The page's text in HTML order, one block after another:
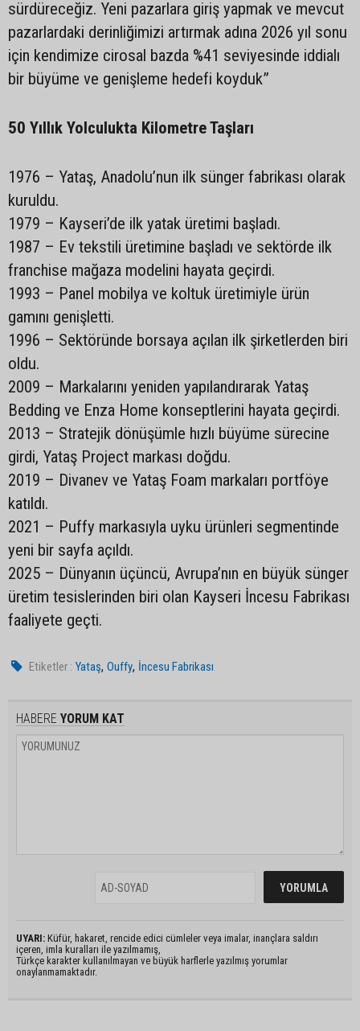
sürdüreceğiz. Yeni pazarlara giriş yapmak ve mevcut
pazarlardaki derinliğimizi artırmak adına 2026 yıl sonu
için kendimize cirosal bazda %41 seviyesinde iddialı
bir büyüme ve genişleme hedefi koyduk”
50 Yıllık Yolculukta Kilometre Taşları
1976 – Yataş, Anadolu’nun ilk sünger fabrikası olarak
kuruldu.
1979 – Kayseri’de ilk yatak üretimi başladı.
1987 – Ev tekstili üretimine başladı ve sektörde ilk
franchise mağaza modelini hayata geçirdi.
1993 – Panel mobilya ve koltuk üretimiyle ürün
gamını genişletti.
1996 – Sektöründe borsaya açılan ilk şirketlerden biri
oldu.
2009 – Markalarını yeniden yapılandırarak Yataş
Bedding ve Enza Home konseptlerini hayata geçirdi.
2013 – Stratejik dönüşümle hızlı büyüme sürecine
girdi, Yataş Project markası doğdu.
2019 – Divanev ve Yataş Foam markaları portföye
katıldı.
2021 – Puffy markasıyla uyku ürünleri segmentinde
yeni bir sayfa açıldı.
2025 – Dünyanın üçüncü, Avrupa’nın en büyük sünger
üretim tesislerinden biri olan Kayseri İncesu Fabrikası
faaliyete geçti.
Etiketler : Yataş,Ouffy, İncesu Fabrikası
HABERE YORUM KAT
UYARI: Küfür, hakaret, rencide edici cümleler veya imalar, inançlara saldırı
içeren, imla kuralları ile yazılmamış,
Türkçe karakter kullanılmayan ve büyük harflerle yazılmış yorumlar
onaylanmamaktadır.